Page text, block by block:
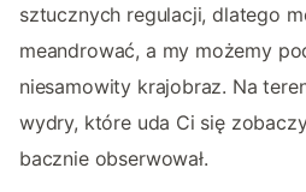
sztucznych regulacji, dlatego
meandrować, a my możemy
niesamowity krajobraz. Na
wydry, które uda Ci się
bacznie obserwował.